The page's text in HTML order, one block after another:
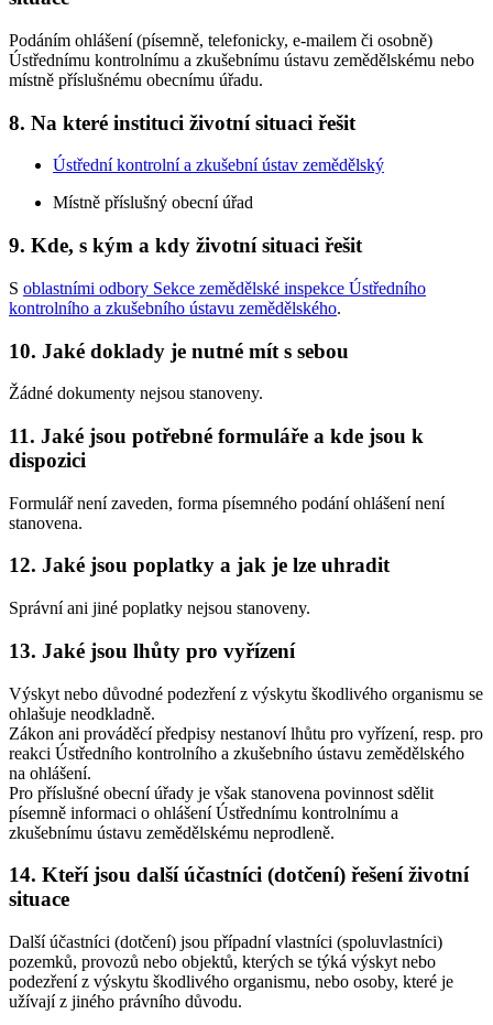
Podáním ohlášení (písemně, telefonicky, e-mailem či osobně)
Ústřednímu kontrolnímu a zkušebnímu ústavu zemědělskému nebo
místně příslušnému obecnímu úřadu.
8. Na které instituci životní situaci řešit
Ústřední kontrolní a zkušební ústav zemědělský
Místně příslušný obecní úřad
9. Kde, s kým a kdy životní situaci řešit
S oblastními odbory Sekce zemědělské inspekce Ústředního
kontrolního a zkušebního ústavu zemědělského.
10. Jaké doklady je nutné mít s sebou
Žádné dokumenty nejsou stanoveny.
11. Jaké jsou potřebné formuláře a kde jsou k
dispozici
Formulář není zaveden, forma písemného podání ohlášení není
stanovena.
12. Jaké jsou poplatky a jak je lze uhradit
Správní ani jiné poplatky nejsou stanoveny.
13. Jaké jsou lhůty pro vyřízení
Výskyt nebo důvodné podezření z výskytu škodlivého organismu se
ohlašuje neodkladně.
Zákon ani prováděcí předpisy nestanoví lhůtu pro vyřízení, resp. pro
reakci Ústředního kontrolního a zkušebního ústavu zemědělského
na ohlášení.
Pro příslušné obecní úřady je však stanovena povinnost sdělit
písemně informaci o ohlášení Ústřednímu kontrolnímu a
zkušebnímu ústavu zemědělskému neprodleně.
14. Kteří jsou další účastníci (dotčení) řešení životní
situace
Další účastníci (dotčení) jsou případní vlastníci (spoluvlastníci)
pozemků, provozů nebo objektů, kterých se týká výskyt nebo
podezření z výskytu škodlivého organismu, nebo osoby, které je
užívají z jiného právního důvodu.